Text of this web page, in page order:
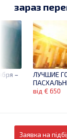
–
зараз
ЛУЧШИЕ
від € 650
Заявка на